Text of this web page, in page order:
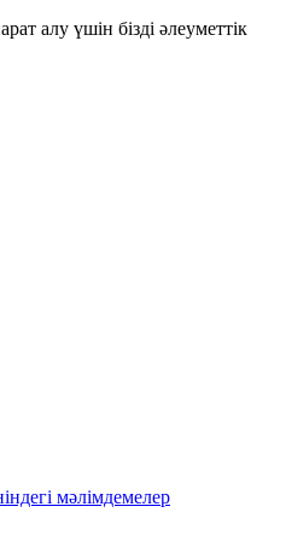
алу үшін бізді әлеуметтік
мәлімдемелер